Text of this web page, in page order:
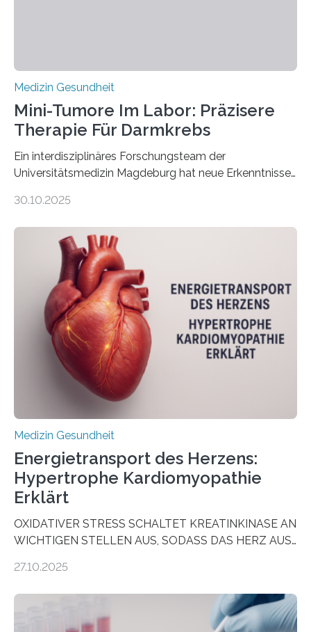
Medizin Gesundheit
Mini-Tumore Im Labor: Präzisere
Therapie Für Darmkrebs
Ein interdisziplinäres Forschungsteam der
Universitätsmedizin Magdeburg hat neue Erkenntnisse
behandelt werden kann. In ihrer aktuellen Studie,
Oncology, zeigen die Forschenden, dass Mini-Tumore
aus Gewebe von Patientinnen und Patienten –
sogenannte Organoide – genutzt werden können, um
vorab zu prüfen, welche Medikamente am besten
wirken. Dabei wurde ein Eiweiß identifiziert, das künftig
als Biomarker für die Wahl der passenden Therapie
dienen könnte. Darmkrebs zählt weltweit zu den
häufigsten Krebsarten und stellt…
30.10.2025
Medizin Gesundheit
Energietransport des Herzens:
Hypertrophe Kardiomyopathie
Erklärt
OXIDATIVER STRESS SCHALTET KREATINKINASE AN
WICHTIGEN STELLEN AUS, SODASS DAS HERZ AUS
aus dem Deutschen Zentrum für Herzinsuffizienz
im Journal Circulation, warum der Energietransport bei
der Hypertrophen Kardiomyopathie (HCM) versagen
27.10.2025